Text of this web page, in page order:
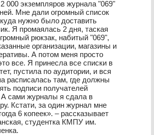
2 000 экземпляров журнала "069"
Мне дали огромный список
нужно было доставить
Я промаялась 2 дня, таская
рюкзак, набитый "069",
организации, магазины и
А потом меня просто
все. Я принесла все списки в
пустила по аудитории, и вся
расписалась там, где должны
подписи получателей
сами журналы я сдала в
Кстати, за один журнал мне
6 копеек». – рассказывает
студентка КМПУ им.